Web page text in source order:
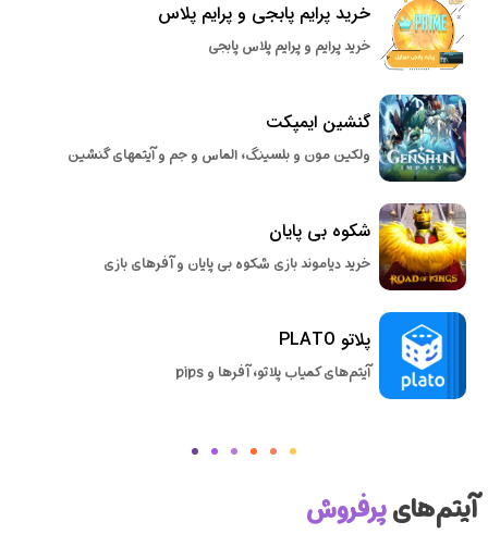
خرید پرایم پابجی و پرایم پلاس
خرید پرایم و پرایم پلاس پابجی
گنشین ایمپکت
ولکین مون و بلسینگ، الماس و جم و آیتمهای گنشین
شکوه بی پایان
خرید دیاموند بازی شکوه بی پایان و آفرهای بازی
پلاتو PLATO
آیتم‌های کمیاب پلاتو، آفرها و pips
آیتم‌هایپرفروش